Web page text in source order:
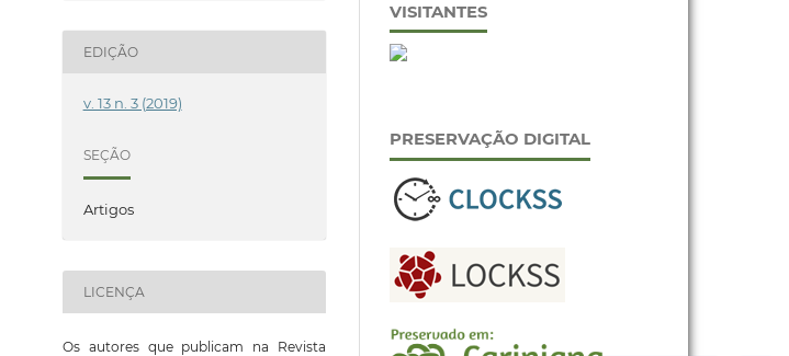
EDIÇÃO
v. 13 n. 3 (2019)
SEÇÃO
Artigos
LICENÇA
Os autores que publicam na Revista
VISITANTES
PRESERVAÇÃO DIGITAL